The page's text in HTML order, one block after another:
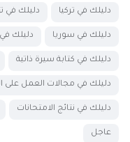
دليلك في تركيا دليلك في
دليلك في سوريا دليلك
دليلك في كتابة سيرة ذاتية
دليلك في مجالات العمل على
دليلك في نتائج الامتحانات
عاجل